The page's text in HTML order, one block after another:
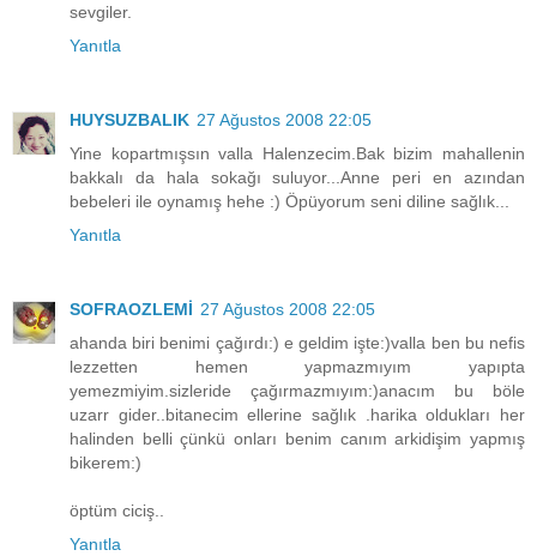
sevgiler.
Yanıtla
HUYSUZBALIK 27 Ağustos 2008 22:05
Yine kopartmışsın valla Halenzecim.Bak bizim mahallenin
bakkalı da hala sokağı suluyor...Anne peri en azından
bebeleri ile oynamış hehe :) Öpüyorum seni diline sağlık...
Yanıtla
SOFRAOZLEMİ 27 Ağustos 2008 22:05
ahanda biri benimi çağırdı:) e geldim işte:)valla ben bu nefis
lezzetten hemen yapmazmıyım yapıpta
yemezmiyim.sizleride çağırmazmıyım:)anacım bu böle
uzarr gider..bitanecim ellerine sağlık .harika oldukları her
halinden belli çünkü onları benim canım arkidişim yapmış
bikerem:)
öptüm ciciş..
Yanıtla